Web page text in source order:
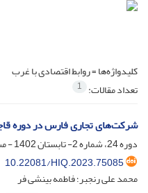
کلیدواژه‌ها =روابط اقتصادی با غرب
تعداد مقالات: 1
شرکت‌های تجاری فارس در دوره
دوره 24، شماره 2- تابستان 1402 - مسلسل 94، تیر 1402، صفحه
10.22081/HIQ.2023.75085
محمد علی رنجبر؛ فاطمه بینشی فر